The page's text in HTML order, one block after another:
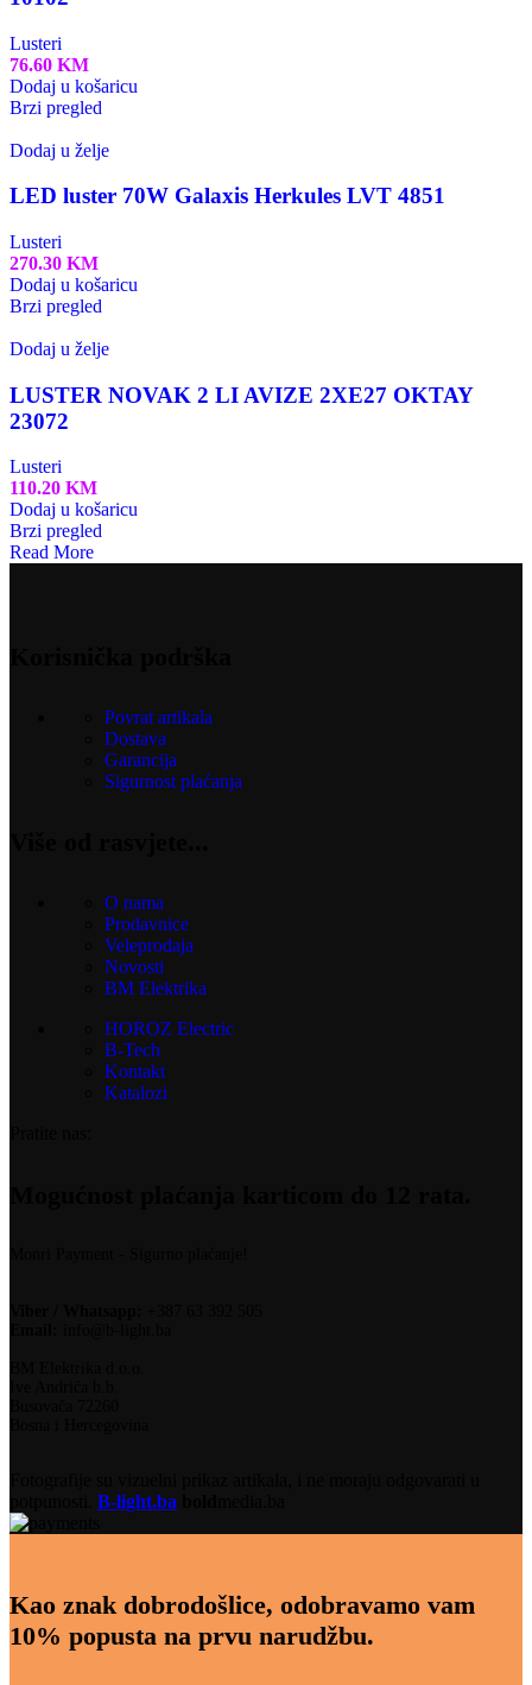
Lusteri
76.60 KM
Dodaj u košaricu
Brzi pregled
Dodaj u želje
LED luster 70W Galaxis Herkules LVT 4851
Lusteri
270.30 KM
Dodaj u košaricu
Brzi pregled
Dodaj u želje
LUSTER NOVAK 2 LI AVIZE 2XE27 OKTAY
23072
Lusteri
110.20 KM
Dodaj u košaricu
Brzi pregled
Read More
Povrat artikala
Dostava
Garancija
Sigurnost plaćanja
O nama
Prodavnice
Veleprodaja
Novosti
BM Elektrika
HOROZ Electric
B-Tech
Kontakt
Katalozi
B-light.ba
Kao znak dobrodošlice, odobravamo vam
10% popusta na prvu narudžbu.